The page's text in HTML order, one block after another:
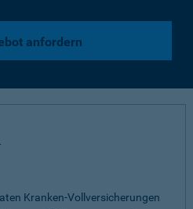
anfordern
Kranken-Vollversicherungen